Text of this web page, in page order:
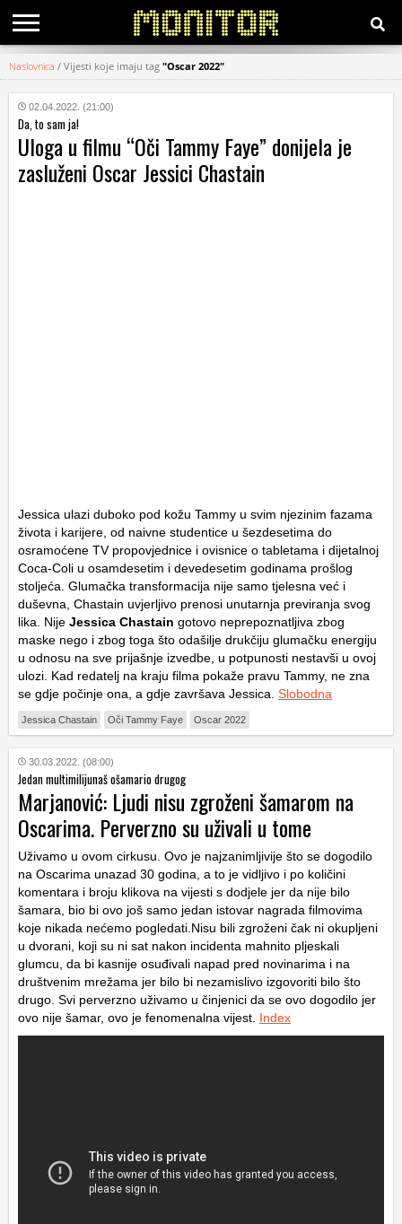
KATEGORIJE
HRVATSKI
WEB
Naslovnica / Vijesti koje imaju tag "Oscar 2022"
02.04.2022. (21:00)
Da, to sam ja!
Uloga u filmu “Oči Tammy Faye” donijela je
zasluženi Oscar Jessici Chastain
Jessica ulazi duboko pod kožu Tammy u svim njezinim fazama
života i karijere, od naivne studentice u šezdesetima do
osramoćene TV propovjednice i ovisnice o tabletama i dijetalnoj
Coca-Coli​ u osamdesetim i devedesetim godinama prošlog
stoljeća. Glumačka transformacija nije samo tjelesna već i
duševna, Chastain uvjerljivo prenosi unutarnja previranja svog
lika. Nije Jessica Chastain gotovo neprepoznatljiva zbog
maske nego i zbog toga što odašilje drukčiju glumačku energiju
u odnosu na sve prijašnje izvedbe, u potpunosti nestavši u ovoj
ulozi. Kad redatelj na kraju filma pokaže pravu Tammy, ne zna
se gdje počinje ona, a gdje završava Jessica. Slobodna
Jessica Chastain Oči Tammy Faye Oscar 2022
30.03.2022. (08:00)
Jedan multimilijunaš ošamario drugog
Marjanović: Ljudi nisu zgroženi šamarom na
Oscarima. Perverzno su uživali u tome
Uživamo u ovom cirkusu. Ovo je najzanimljivije što se dogodilo
na Oscarima unazad 30 godina, a to je vidljivo i po količini
komentara i broju klikova na vijesti s dodjele jer da nije bilo
šamara, bio bi ovo još samo jedan istovar nagrada filmovima
koje nikada nećemo pogledati.Nisu bili zgroženi čak ni okupljeni
u dvorani, koji su ni sat nakon incidenta mahnito pljeskali
glumcu, da bi kasnije osuđivali napad pred novinarima i na
društvenim mrežama jer bilo bi nezamislivo izgovoriti bilo što
drugo. Svi perverzno uživamo u činjenici da se ovo dogodilo jer
ovo nije šamar, ovo je fenomenalna vijest. Index